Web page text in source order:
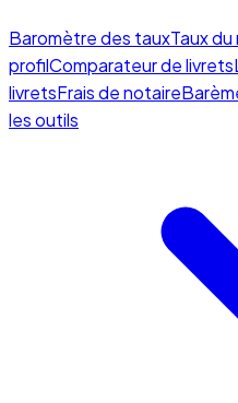
Baromètre des tauxTaux
profilComparateur de livrets
livretsFrais de notaire
les outils